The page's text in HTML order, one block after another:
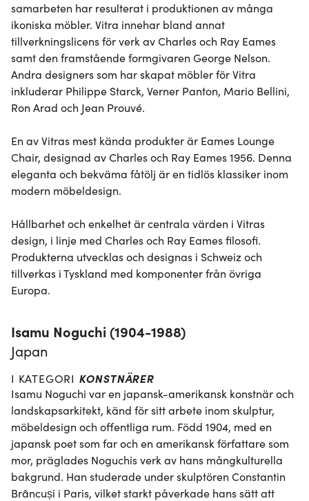
samarbeten har resulterat i produktionen av många
ikoniska möbler. Vitra innehar bland annat
tillverkningslicens för verk av Charles och Ray Eames
samt den framstående formgivaren George Nelson.
Andra designers som har skapat möbler för Vitra
inkluderar Philippe Starck, Verner Panton, Mario Bellini,
Ron Arad och Jean Prouvé.
En av Vitras mest kända produkter är Eames Lounge
Chair, designad av Charles och Ray Eames 1956. Denna
eleganta och bekväma fåtölj är en tidlös klassiker inom
modern möbeldesign.
Hållbarhet och enkelhet är centrala värden i Vitras
design, i linje med Charles och Ray Eames filosofi.
Produkterna utvecklas och designas i Schweiz och
tillverkas i Tyskland med komponenter från övriga
Europa.
Isamu Noguchi (1904-1988)
Japan
I KATEGORI KONSTNÄRER
Isamu Noguchi var en japansk-amerikansk konstnär och
landskapsarkitekt, känd för sitt arbete inom skulptur,
möbeldesign och offentliga rum. Född 1904, med en
japansk poet som far och en amerikansk författare som
mor, präglades Noguchis verk av hans mångkulturella
bakgrund. Han studerade under skulptören Constantin
Brâncuși i Paris, vilket starkt påverkade hans sätt att